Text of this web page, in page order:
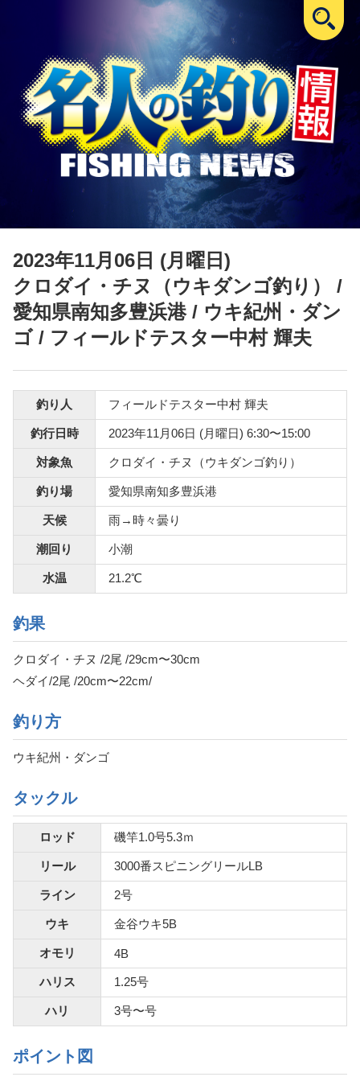
2023年11月06日 (月曜日)
クロダイ・チヌ（ウキダンゴ釣り）
/
愛知県南知多豊浜港 / ウキ紀州・ダン
ゴ / フィールドテスター中村 輝夫
釣り人 フィールドテスター中村 輝夫
釣行日時 2023年11月06日 (月曜日) 6:30〜15:00
対象魚 クロダイ・チヌ（ウキダンゴ釣り）
釣り場 愛知県南知多豊浜港
天候 雨→時々曇り
潮回り 小潮
水温 21.2℃
釣果
クロダイ・チヌ /2尾 /29cm〜30cm
ヘダイ/2尾 /20cm〜22cm/
釣り方
ウキ紀州・ダンゴ
タックル
ロッド 磯竿1.0号5.3ｍ
リール 3000番スピニングリールLB
ライン 2号
ウキ 金谷ウキ5B
オモリ 4B
ハリス 1.25号
ハリ 3号〜号
ポイント図